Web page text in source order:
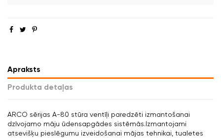
Apraksts
Produkta detaļas
ARCO sērijas A-80 stūra ventīļi paredzēti izmantošanai
dzīvojamo māju ūdensapgādes sistēmās.Izmantojami
atsevišķu pieslēgumu izveidošanai mājas tehnikai, tualetes